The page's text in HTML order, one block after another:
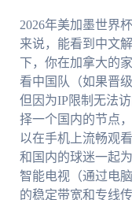
2026年美加墨世界
来说，能看到中文
下，你在加拿大的
看中国队（如果晋
但因为IP限制无法
择一个国内的节点
以在手机上流畅观
和国内的球迷一起
智能电视（通过电
的稳定带宽和专线